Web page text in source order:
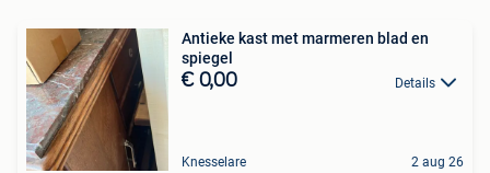
Antieke kast met marmeren blad en
spiegel
€ 0,00 Details
Knesselare 2 aug 26